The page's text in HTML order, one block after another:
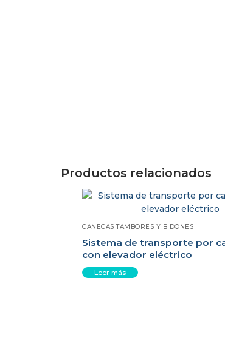
Productos relacionados
CANECAS TAMBORES Y BIDONES
Sistema de transporte por
con elevador eléctrico
Leer más